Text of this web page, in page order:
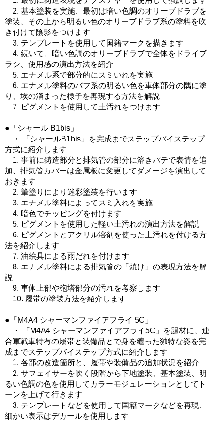
2. 基本塗装を実施、最初は暗い色調のオリーブドラブを
塗装、その上から明るい色のオリーブドラブ系の塗料を吹
き付けて陰影をつけます
3. テンプレートを使用して国籍マークを描きます
4. 続いて、暗い色調のオリーブドラブで全体をドライブ
ラシ、使用感の演出方法を紹介
5. エナメル系で部分的にスミいれを実施
6. エナメル塗料のバフ系の明るい色を車体部分の隅に塗
り、埃の溜まった様子を再現する方法を解説
7. ピグメントを使用して土汚れをつけます
●「シャール B1bis」
・ 「シャールB1bis」を完成までステップバイステップ
方式に紹介します
1. 事前に鋳造部分と排気管の部分に溶きパテで表情を追
加、排気管カバーは金属板に変更してダメージを演出して
おきます
2. 筆塗りにより迷彩塗装を行います
3. エナメル塗料によってスミ入れを実施
4. 暗色でチッピングを付けます
5. ピグメントを使用した軽い土汚れの演出方法を解説
6. ピグメントとアクリル溶剤を使った土汚れを付ける方
法を紹介します
7. 油絵具による雨だれを付けます
8. エナメル塗料による排気管の「焼け」の表現方法を解
説
9. 車体上部や砲塔部分の汚れを考察します
10. 履帯の塗装方法を紹介します
●「M4A4 シャーマンファイアフライ 5C」
・ 「M4A4 シャーマンファイアフライ5C」を題材に、連
合軍戦車特有の履帯と装備品とで身を纏った独特な姿を完
成までステップバイステップ方式に紹介します
1. 各部の改造箇所と、履帯や装備品の追加状況を紹介
2. サフェイサーを吹く段階から下地塗装、基本塗装、明
るい色調の色を使用してカラーモジュレーションとしてト
ーンを上げて行きます
3. テンプレートなどを使用して国籍マークなどを再現、
細かい表示はデカールを使用します